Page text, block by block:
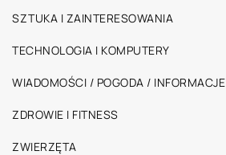
SZTUKA I ZAINTERESOWANIA
TECHNOLOGIA I KOMPUTERY
WIADOMOŚCI / POGODA / INFORMACJE
ZDROWIE I FITNESS
ZWIERZĘTA